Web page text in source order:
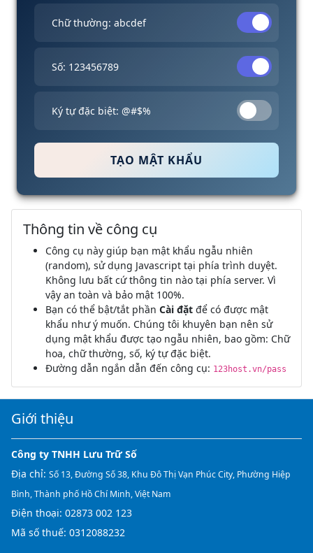
Chữ thường: abcdef
Số: 123456789
Ký tự đặc biệt: @#$%
TẠO MẬT KHẨU
Thông tin về công cụ
Công cụ này giúp bạn mật khẩu ngẫu nhiên
(random), sử dụng Javascript tại phía trình duyệt.
Không lưu bất cứ thông tin nào tại phía server. Vì
vậy an toàn và bảo mật 100%.
Bạn có thể bật/tắt phần Cài đặt để có được mật
khẩu như ý muốn. Chúng tôi khuyên bạn nên sử
dụng mật khẩu được tạo ngẫu nhiên, bao gồm: Chữ
hoa, chữ thường, số, ký tự đặc biệt.
Đường dẫn ngắn dẫn đến công cụ: 123host.vn/pass
Giới thiệu
Công ty TNHH Lưu Trữ Số
Địa chỉ: Số 13, Đường Số 38, Khu Đô Thị Vạn Phúc City, Phường Hiệp
Bình, Thành phố Hồ Chí Minh, Việt Nam
Điện thoại: 02873 002 123
Mã số thuế: 0312088232